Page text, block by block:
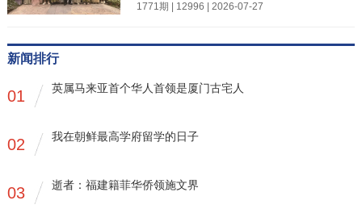
1771期 | 12996 | 2026-07-27
新闻排行
01 英属马来亚首个华人首领是厦门古宅人
02 我在朝鲜最高学府留学的日子
03 逝者：福建籍菲华侨领施文界